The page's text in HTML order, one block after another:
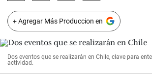
+ Agregar Más Produccion en
Dos eventos que se realizarán en Chile, clave para
actividad.